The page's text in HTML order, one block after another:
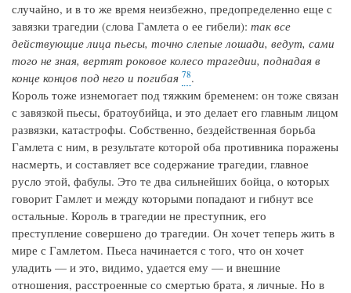
случайно, и в то же время неизбежно, предопределенно еще с
завязки трагедии (слова Гамлета о ее гибели): так все
действующие лица пьесы, точно слепые лошади, ведут, сами
того не зная, вертят роковое колесо трагедии, поднадая в
конце концов под него и погибая 78.
Король тоже изнемогает под тяжким бременем: он тоже связан
с завязкой пьесы, братоубийца, и это делает его главным лицом
развязки, катастрофы. Собственно, бездейственная борьба
Гамлета с ним, в результате которой оба противника поражены
насмерть, и составляет все содержание трагедии, главное
русло этой, фабулы. Это те два сильнейших бойца, о которых
говорит Гамлет и между которыми попадают и гибнут все
остальные. Король в трагедии не преступник, его
преступление совершено до трагедии. Он хочет теперь жить в
мире с Гамлетом. Пьеса начинается с того, что он хочет
уладить — и это, видимо, удается ему — и внешние
отношения, расстроенные со смертью брата, я личные. Но в